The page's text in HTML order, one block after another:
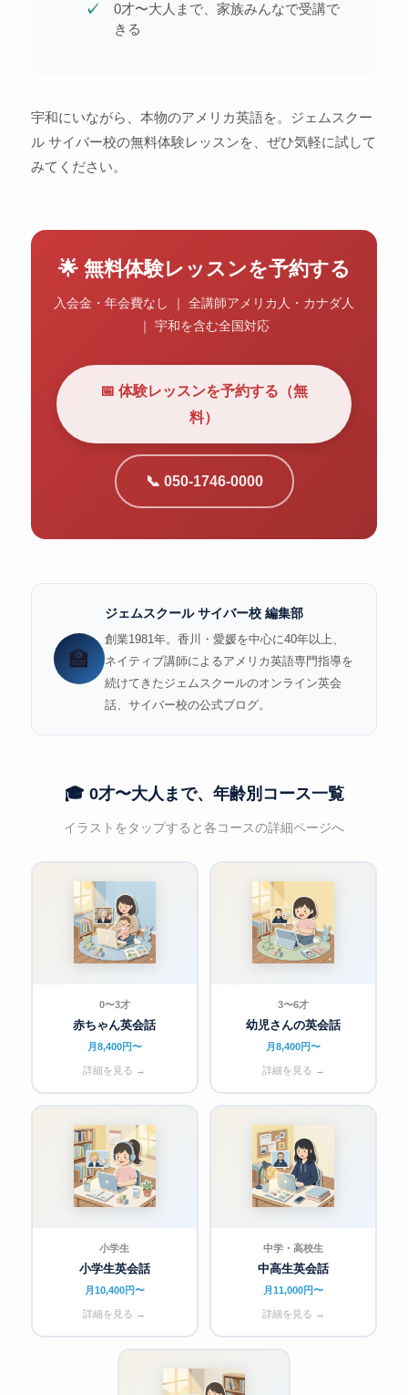
0才〜大人まで、家族みんなで受講で
きる
宇和にいながら、本物のアメリカ英語を。ジェムスクー
ル サイバー校の無料体験レッスンを、ぜひ気軽に試して
みてください。
🌟 無料体験レッスンを予約する
入会金・年会費なし ｜ 全講師アメリカ人・カナダ人
｜ 宇和を含む全国対応
📅 体験レッスンを予約する（無
料）
📞 050-1746-0000
🏫
ジェムスクール サイバー校 編集部
創業1981年。香川・愛媛を中心に40年以上、
ネイティブ講師によるアメリカ英語専門指導を
続けてきたジェムスクールのオンライン英会
話、サイバー校の公式ブログ。
🎓 0才〜大人まで、年齢別コース一覧
イラストをタップすると各コースの詳細ページへ
0〜3才
赤ちゃん英会話
月8,400円〜
詳細を見る →
3〜6才
幼児さんの英会話
月8,400円〜
詳細を見る →
小学生
小学生英会話
月10,400円〜
詳細を見る →
中学・高校生
中高生英会話
月11,000円〜
詳細を見る →